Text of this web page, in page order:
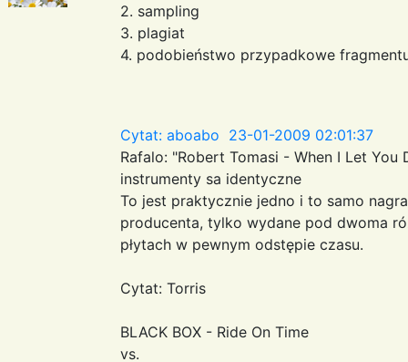
2. sampling
3. plagiat
4. podobieństwo przypadkowe
Cytat: aboabo 23-01-2009 02:01:37
Rafalo: "Robert Tomasi - When I Let
instrumenty sa identyczne
To jest praktycznie jedno i to samo
producenta, tylko wydane pod dwoma
płytach w pewnym odstępie czasu.
Cytat: Torris
BLACK BOX - Ride On Time
vs.